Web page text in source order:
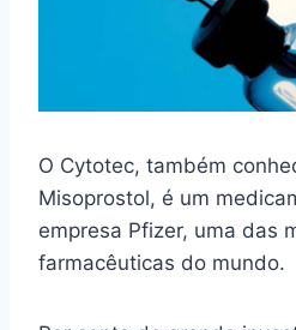
O Cytotec, também
Misoprostol, é um
empresa Pfizer, uma das
farmacêuticas do mundo.